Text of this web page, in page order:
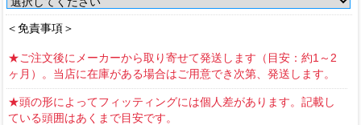
＜免責事項＞
★ご注文後にメーカーから取り寄せて発送します（目安：約1～2
ヶ月）。当店に在庫がある場合はご用意でき次第、発送します。
★頭の形によってフィッティングには個人差があります。記載し
ている頭囲はあくまで目安です。